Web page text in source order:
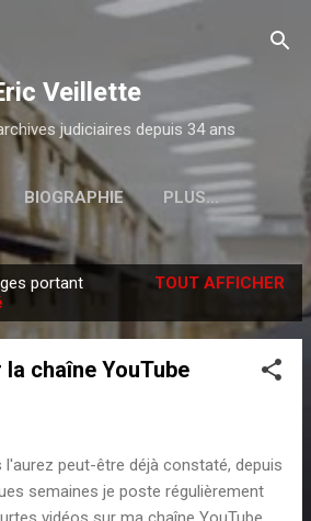
Veillette
judiciaires depuis 34 ans
BIOGRAPHIE PLUS…
portant
TOUT AFFICHER
chaîne YouTube
l'aurez peut-être déjà constaté, depuis
semaines je poste régulièrement